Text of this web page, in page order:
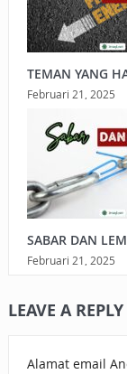
TEMAN YANG
Februari 21, 2025
SABAR DAN
Februari 21, 2025
LEAVE A REPLY
Alamat email